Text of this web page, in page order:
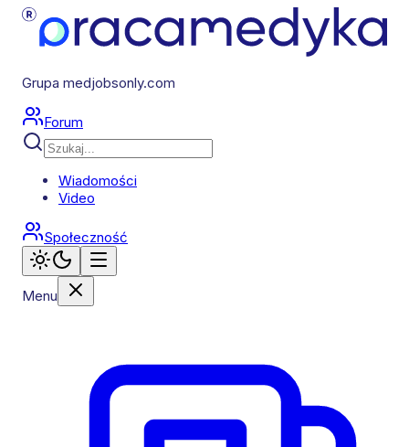
Grupa medjobsonly.com
Forum
Wiadomości
Video
Społeczność
Menu